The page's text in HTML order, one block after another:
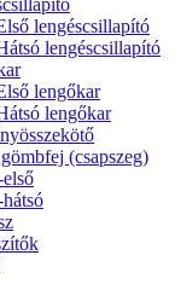
lengéscsillapító
lengéscsillapító
lengőkar
lengőkar
(csapszeg)